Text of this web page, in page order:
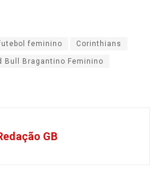
feminino Corinthians
Bull Bragantino Feminino
GB